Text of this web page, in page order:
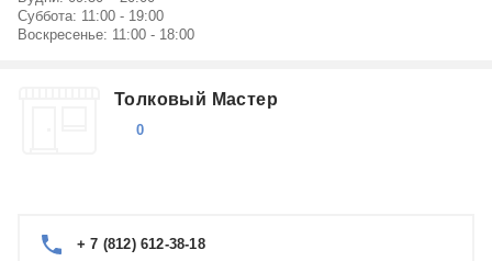
Суббота: 11:00 - 19:00
Воскресенье: 11:00 - 18:00
Толковый Мастер
0
+ 7 (812) 612-38-18